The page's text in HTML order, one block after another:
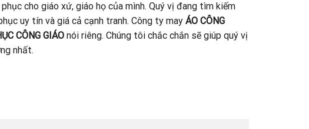
cho giáo xứ, giáo họ của mình. Quý vị đang tìm kiếm
uy tín và giá cả cạnh tranh. Công ty may ÁO CÔNG
CÔNG GIÁO nói riêng. Chúng tôi chắc chắn sẽ giúp quý vị
nhất.